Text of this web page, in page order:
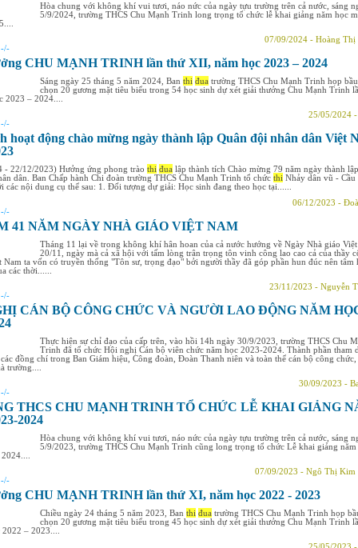
Hòa chung với không khí vui tươi, náo nức của ngày tựu trường trên cả nước, sáng
5/9/2024, trường THCS Chu Mạnh Trinh long trọng tổ chức lễ khai giảng năm học
07/09/2024 - Hoàng Thị
-/-
CHU MẠNH TRINH lần thứ XII, năm học 2023 – 2024
Sáng ngày 25 tháng 5 năm 2024, Ban thi đua trường THCS Chu Mạnh Trinh họp bầu
chọn 20 gương mặt tiêu biểu trong 54 học sinh dự xét giải thưởng Chu Mạnh Trinh
2023 – 2024....
25/05/2024
-/-
hoạt động chào mừng ngày thành lập Quân đội nhân dân Việt
- 22/12/2023) Hưởng ứng phong trào thi đua lập thành tích Chào mừng 79 năm ngày thành lập
dân. Ban Chấp hành Chi đoàn trường THCS Chu Mạnh Trinh tổ chức thi Nhảy dân vũ - Cầu
các nội dung cụ thể sau: 1. Đối tượng dự giải: Học sinh đang theo học tại......
06/12/2023 -
-/-
41 NĂM NGÀY NHÀ GIÁO VIỆT NAM
Tháng 11 lại về trong không khí hân hoan của cả nước hướng về Ngày Nhà giáo
20/11, ngày mà cả xã hội với tấm lòng trân trọng tôn vinh công lao cao cả của thầy
Nam ta vốn có truyền thống "Tôn sư, trọng đạo" bởi người thầy đã góp phần hun đúc nên tâm
các thời......
23/11/2023 - Nguyễn
-/-
CÁN BỘ CÔNG CHỨC VÀ NGƯỜI LAO ĐỘNG NĂM
Thực hiện sự chỉ đạo của cấp trên, vào hồi 14h ngày 30/9/2023, trường THCS Chu
Trinh đã tổ chức Hội nghị Cán bộ viên chức năm học 2023-2024. Thành phần tham
đồng chí trong Ban Giám hiệu, Công đoàn, Đoàn Thanh niên và toàn thể cán bộ công
trường....
30/09/2023 -
-/-
THCS CHU MẠNH TRINH TỔ CHỨC LỄ KHAI GIẢNG
2024
Hòa chung với không khí vui tươi, náo nức của ngày tựu trường trên cả nước, sáng
5/9/2023, trường THCS Chu Mạnh Trinh cũng long trọng tổ chức Lễ khai giảng năm
07/09/2023 - Ngô Thị Kim
-/-
CHU MẠNH TRINH lần thứ XI, năm học 2022 - 2023
Chiều ngày 24 tháng 5 năm 2023, Ban thi đua trường THCS Chu Mạnh Trinh họp
chọn 20 gương mặt tiêu biểu trong 45 học sinh dự xét giải thưởng Chu Mạnh Trinh
– 2023....